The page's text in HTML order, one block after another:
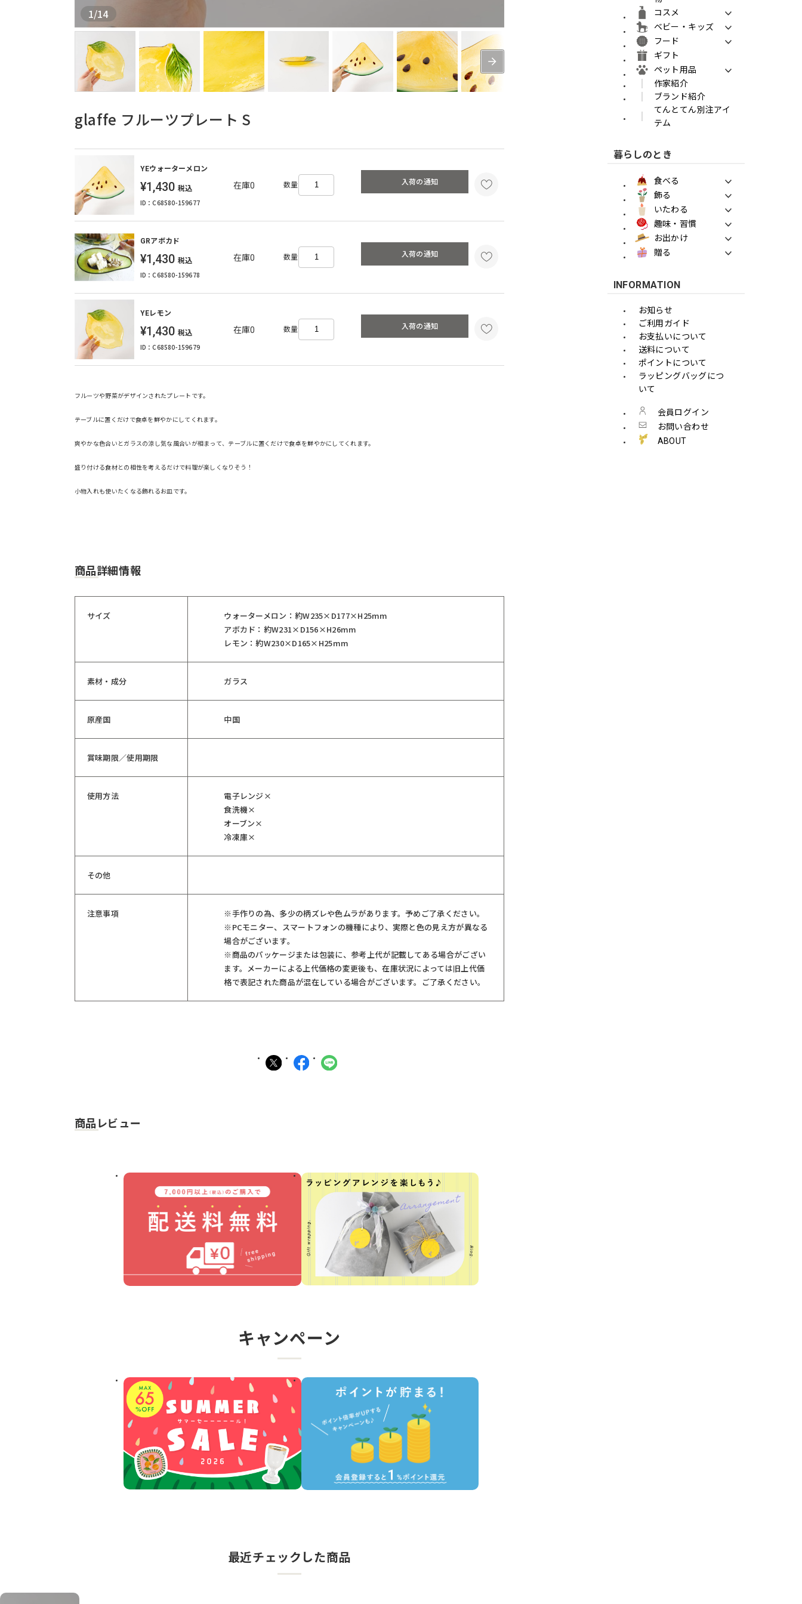
1/14
glaffe フルーツプレート S
YEウォーターメロン
¥1,430 税込
ID：C68580-159677
在庫0 数量 入荷の通知
GRアボカド
¥1,430 税込
ID：C68580-159678
在庫0 数量 入荷の通知
YEレモン
¥1,430 税込
ID：C68580-159679
在庫0 数量 入荷の通知
フルーツや野菜がデザインされたプレートです。
テーブルに置くだけで食卓を鮮やかにしてくれます。
爽やかな色合いとガラスの涼し気な風合いが相まって、テーブルに置くだけで食卓を鮮やかにしてくれます。
盛り付ける食材との相性を考えるだけで料理が楽しくなりそう！
小物入れも使いたくなる飾れるお皿です。
商品詳細情報
サイズ
ウォーターメロン：約W235×D177×H25mm
アボカド：約W231×D156×H26mm
レモン：約W230×D165×H25mm
素材・成分 ガラス
原産国 中国
賞味期限／使用期限
使用方法
電子レンジ×
食洗機×
オーブン×
冷凍庫×
その他
注意事項
※手作りの為、多少の柄ズレや色ムラがあります。予めご了承ください。
※PCモニター、スマートフォンの機種により、実際と色の見え方が異なる
場合がございます。
※商品のパッケージまたは包装に、参考上代が記載してある場合がござい
ます。メーカーによる上代価格の変更後も、在庫状況によっては旧上代価
格で表記された商品が混在している場合がございます。ご了承ください。
商品レビュー
キャンペーン
最近チェックした商品
コスメ
ベビー・キッズ
フード
ギフト
ペット用品
作家紹介
ブランド紹介
てんとてん別注アイ
テム
暮らしのとき
食べる
飾る
いたわる
趣味・習慣
お出かけ
贈る
INFORMATION
お知らせ
ご利用ガイド
お支払いについて
送料について
ポイントについて
ラッピングバッグにつ
いて
会員ログイン
お問い合わせ
ABOUT